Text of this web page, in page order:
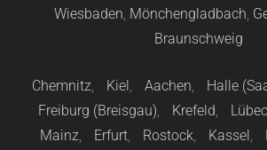
Wiesbaden, Mönchengladbach,
Braunschweig
Chemnitz, Kiel, Aachen, Halle
Freiburg (Breisgau), Krefeld,
Mainz, Erfurt, Rostock, Kassel,